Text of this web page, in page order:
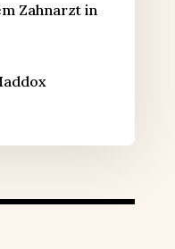
Zahnarzt in